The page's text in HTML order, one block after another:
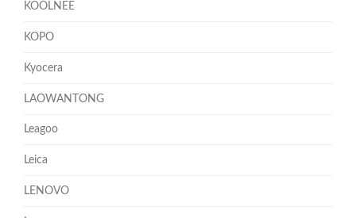
KOOLNEE
KOPO
Kyocera
LAOWANTONG
Leagoo
Leica
LENOVO